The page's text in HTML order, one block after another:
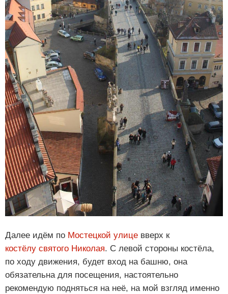
Далее идём по Мостецкой улице вверх к
костёлу святого Николая. С левой стороны костёла,
по ходу движения, будет вход на башню, она
обязательна для посещения, настоятельно
рекомендую подняться на неё, на мой взгляд именно